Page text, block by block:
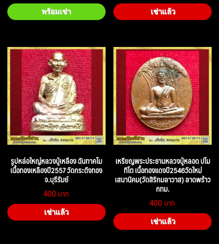
พร้อมเช่า เช่าแล้ว
รูปหล่อใหญ่หลวงปู่เหลือง ฉันทาคโม
เนื้อทองเหลืองปี2557 วัดกระดึงทอง
จ.บุรีรัมย์
400
เช่าแล้ว
เหรียญพระประธานหลวงปู่หลอด ปโม
ทิโต เนื้อทองแดงปี2546วัดใหม่
เสนานิคม(วัดสิริกมลาวาส) ลาดพร้าว
กทม.
400
เช่าแล้ว